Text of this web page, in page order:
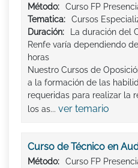
Método:
Curso FP
Tematica:
Cursos
Duración:
La duración del
Renfe varía dependiendo
horas
Nuestro Cursos de
a la formación de las
requeridas para realizar la
los as... ver temario
Curso de Técnico en
Método:
Curso FP